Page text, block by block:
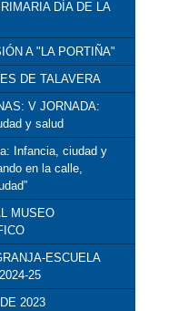
DÍA DE LA
A "LA PORTIÑA"
DE TALAVERA
V JORNADA:
y salud
Infancia, ciudad y
en la calle,
MUSEO
ESCUELA
25
2023